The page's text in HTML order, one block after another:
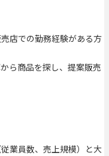
店での勤務経験がある方
ら商品を探し、提案販売
業員数、売上規模）と大